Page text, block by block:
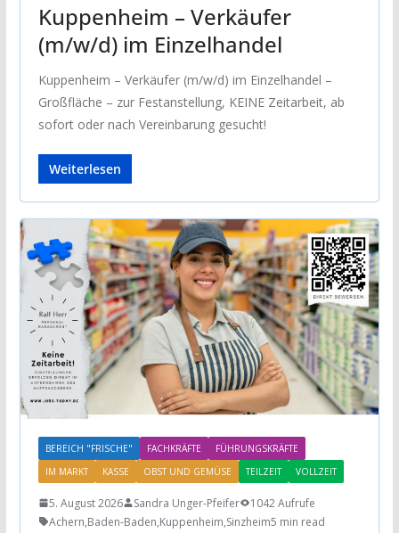
Kuppenheim – Verkäufer
(m/w/d) im Einzelhandel
Kuppenheim – Verkäufer (m/w/d) im Einzelhandel –
Großfläche – zur Festanstellung, KEINE Zeitarbeit, ab
sofort oder nach Vereinbarung gesucht!
Weiterlesen
BEREICH "FRISCHE" FACHKRÄFTE
FÜHRUNGSKRÄFTE
IM MARKT
KASSE OBST UND GEMÜSE TEILZEIT VOLLZEIT
5. August 2026 Sandra Unger-Pfeifer
1042 Aufrufe
Achern,Baden-Baden,Kuppenheim,Sinzheim5 min read